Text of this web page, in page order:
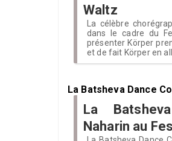
Waltz
La célèbre
dans le cadre du
présenter Körper
et de fait Körper en
La Batsheva Dance
La
Naharin au